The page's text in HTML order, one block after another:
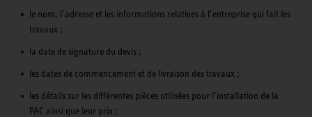
le nom, l’adresse et les informations relatives à l’entreprise qui fait les
travaux ;
la date de signature du devis ;
les dates de commencement et de livraison des travaux ;
les détails sur les différentes pièces utilisées pour l’installation de la
PAC ainsi que leur prix ;